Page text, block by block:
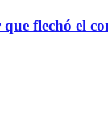
flechó el